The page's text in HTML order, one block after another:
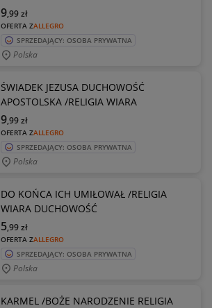
OFERTA ZALLEGRO
9,99zł
SPRZEDAJĄCY: OSOBA PRYWATNA
Polska
ŚWIADEK JEZUSA DUCHOWOŚĆ
APOSTOLSKA /RELIGIA WIARA
OFERTA ZALLEGRO
9,99zł
SPRZEDAJĄCY: OSOBA PRYWATNA
Polska
DO KOŃCA ICH UMIŁOWAŁ /RELIGIA
WIARA DUCHOWOŚĆ
OFERTA ZALLEGRO
5,99zł
SPRZEDAJĄCY: OSOBA PRYWATNA
Polska
KARMEL /BOŻE NARODZENIE RELIGIA